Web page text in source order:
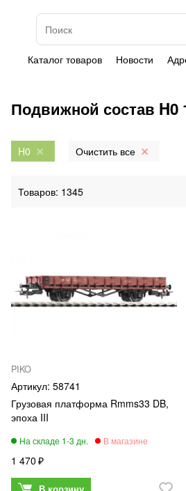
Каталог товаров Новости
Подвижной состав H0
H0
1345
PIKO
58741
Грузовая платформа Rmms33 DB,
эпоха III
1 470